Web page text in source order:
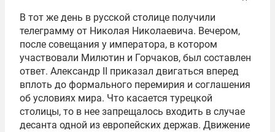
В тот же день в русской столице получили
телеграмму от Николая Николаевича. Вечером,
после совещания у императора, в котором
участвовали Милютин и Горчаков, был составлен
ответ. Александр II приказал двигаться вперед
вплоть до формального перемирия и соглашения
об условиях мира. Что касается турецкой
столицы, то в нее запрещалось входить в случае
десанта одной из европейских держав. Движение